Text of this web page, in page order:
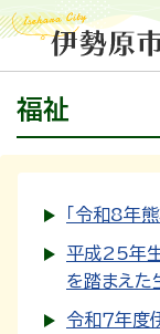
福祉
「令和8年
平成25年
を踏まえた
令和７年度